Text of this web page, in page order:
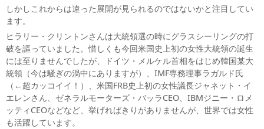
しかしこれからは違った展開が見られるのではないかと注目してい
ます。
ヒラリー・クリントンさんは大統領選の時にグラスシーリングの打
破を謳っていました。惜しくも今回米国史上初の女性大統領の誕生
には至りませんでしたが、ドイツ・メルケル首相をはじめ韓国某大
統領（今は騒ぎの渦中にありますが）、IMF専務理事ラガルド氏
（←超カッコイイ！）、米国FRB史上初の女性議長ジャネット・イ
エレンさん、ゼネラルモーターズ・バッラCEO、IBMジニー・ロメ
ッティCEOなどなど、挙げればきりがありませんが、世界では女性
も活躍しています。